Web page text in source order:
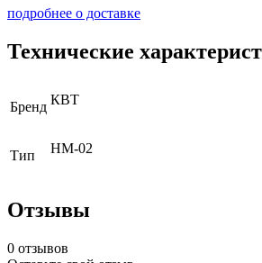
подробнее о доставке
Технические
Бренд КВТ
Тип НМ-02
Отзывы
0 отзывов